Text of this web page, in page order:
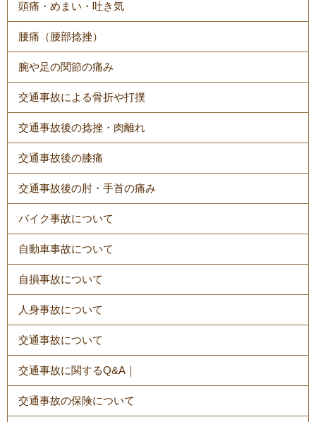
頭痛・めまい・吐き気
腰痛（腰部捻挫）
腕や足の関節の痛み
交通事故による骨折や打撲
交通事故後の捻挫・肉離れ
交通事故後の膝痛
交通事故後の肘・手首の痛み
バイク事故について
自動車事故について
自損事故について
人身事故について
交通事故について
交通事故に関するQ&A｜
交通事故の保険について